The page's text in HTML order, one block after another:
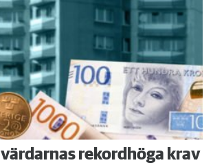
värdarnas rekordhöga krav